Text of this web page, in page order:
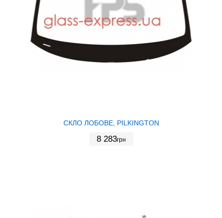
СКЛО ЛОБОВЕ, PILKINGTON
8 283грн